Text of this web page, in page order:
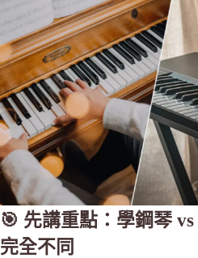
🎯 先講重點：學鋼琴
完全不同